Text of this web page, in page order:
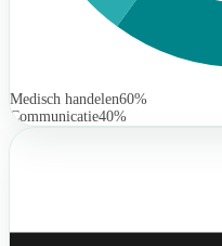
Medisch handelen60%
Communicatie40%